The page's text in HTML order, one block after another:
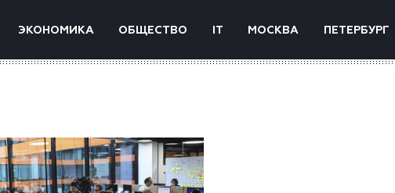
ЭКОНОМИКА ОБЩЕСТВО IT МОСКВА ПЕТЕРБУРГ